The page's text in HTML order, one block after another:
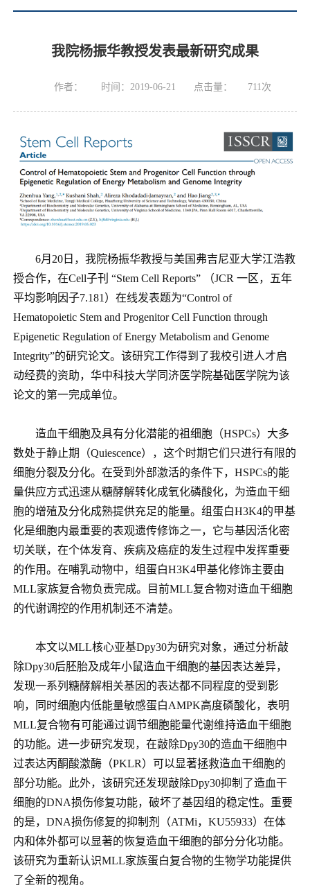
我院杨振华教授发表最新研究成果
作者： 时间：2019-06-21 点击量： 711 次
6月 20 日，我院杨振华教授与美国弗吉尼亚大学江浩教
授合作，在Cell子刊 “Stem Cell Reports” （JCR一区，五年
平均影响因子7.181 ）在线发表题为“Control of
Hematopoietic Stem and Progenitor Cell Function through
Epigenetic Regulation of Energy Metabolism and Genome
Integrity”的研究论文。该研究工作得到了我校引进人才启
动经费的资助，华中科技大学同济医学院基础医学院为该
论文的第一完成单位。
造血干细胞及具有分化潜能的祖细胞（HSPCs）大多
数处于静止期（Quiescence），这个时期它们只进行有限的
细胞分裂及分化。在受到外部激活的条件下，HSPCs的能
量供应方式迅速从糖酵解转化成氧化磷酸化，为造血干细
胞的增殖及分化成熟提供充足的能量。组蛋白H3K4的甲基
化是细胞内最重要的表观遗传修饰之一，它与基因活化密
切关联，在个体发育、疾病及癌症的发生过程中发挥重要
的作用。在哺乳动物中，组蛋白H3K4甲基化修饰主要由
MLL家族复合物负责完成。目前MLL复合物对造血干细胞
的代谢调控的作用机制还不清楚。
本文以MLL核心亚基Dpy30为研究对象，通过分析敲
除Dpy30后胚胎及成年小鼠造血干细胞的基因表达差异，
发现一系列糖酵解相关基因的表达都不同程度的受到影
响，同时细胞内低能量敏感蛋白AMPK高度磷酸化，表明
MLL复合物有可能通过调节细胞能量代谢维持造血干细胞
的功能。进一步研究发现，在敲除Dpy30的造血干细胞中
过表达丙酮酸激酶（PKLR）可以显著拯救造血干细胞的
部分功能。此外，该研究还发现敲除Dpy30抑制了造血干
细胞的DNA损伤修复功能，破坏了基因组的稳定性。重要
的是，DNA损伤修复的抑制剂（ATMi，KU55933）在体
内和体外都可以显著的恢复造血干细胞的部分分化功能。
该研究为重新认识MLL家族蛋白复合物的生物学功能提供
了全新的视角。